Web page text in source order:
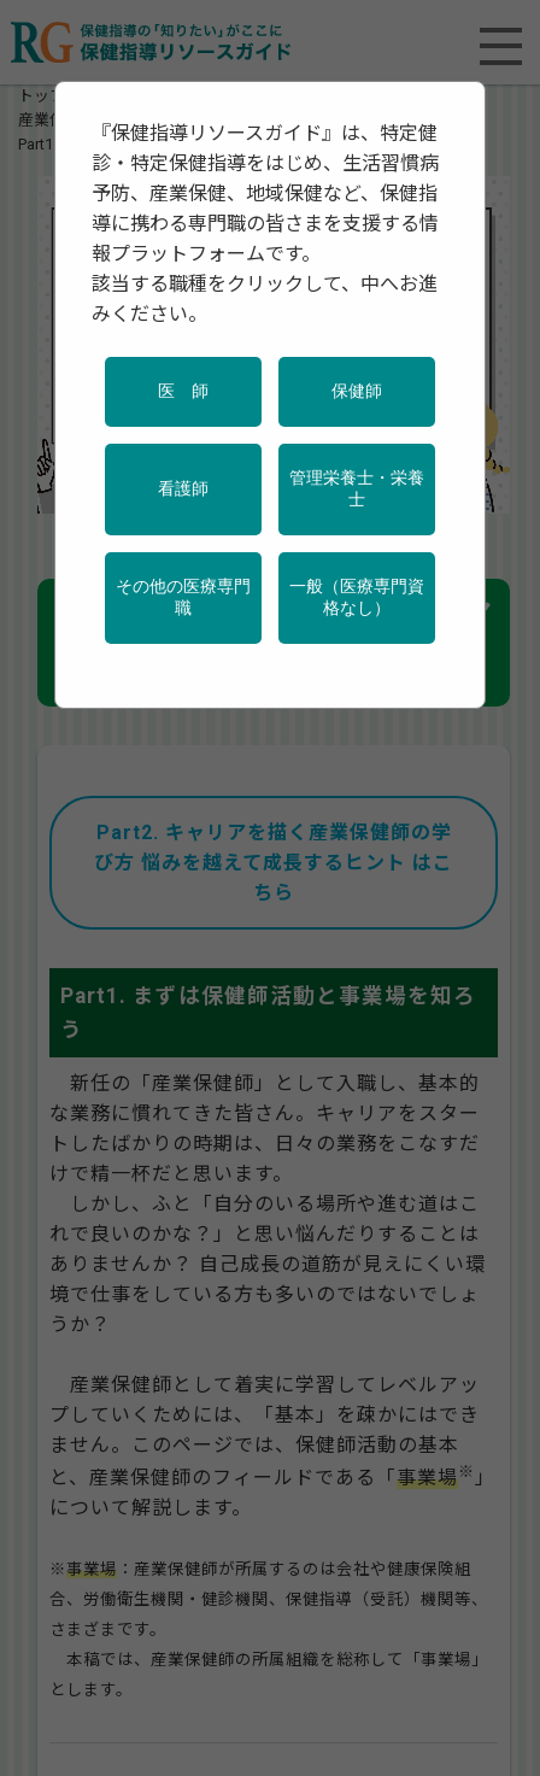
トップページ
産業保健師として「レベルアップ」するための学び方
Part1. まずは保健師活動と事業場を知ろう
産業保健師として「レベルア
Part2. キャリアを描く産業保健師の学
び方 悩みを越えて成長するヒント はこ
ちら
Part1. まずは保健師活動と事業場を知ろ
う
新任の「産業保健師」として入職し、基本的
な業務に慣れてきた皆さん。キャリアをスター
トしたばかりの時期は、日々の業務をこなすだ
けで精一杯だと思います。
しかし、ふと「自分のいる場所や進む道はこ
れで良いのかな？」と思い悩んだりすることは
ありませんか？ 自己成長の道筋が見えにくい環
境で仕事をしている方も多いのではないでしょ
うか？
産業保健師として着実に学習してレベルアッ
プしていくためには、「基本」を疎かにはでき
ません。このページでは、保健師活動の基本
と、産業保健師のフィールドである「事業場※ 」
について解説します。
※事業場 ：産業保健師が所属するのは会社や健康保険組
合、労働衛生機関・健診機関、保健指導（受託）機関等、
さまざまです。
本稿では、産業保健師の所属組織を総称して「事業場」
とします。
『保健指導リソースガイド』は、特定健
診・特定保健指導をはじめ、生活習慣病
予防、産業保健、地域保健など、保健指
導に携わる専門職の皆さまを支援する情
報プラットフォームです。
該当する職種をクリックして、中へお進
みください。
医 師 保健師
看護師
管理栄養士・栄養
士
その他の医療専門
職
一般（医療専門資
格なし）